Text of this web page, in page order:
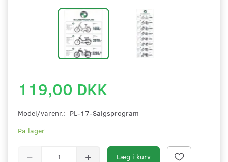
119,00 DKK
Model/varenr.: PL-17-Salgsprogram
På lager
Læg i kurv